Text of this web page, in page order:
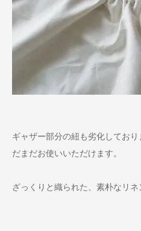
ギャザー部分の紐も劣化してお
だまだお使いいただけます。
ざっくりと織られた、素朴なリネ